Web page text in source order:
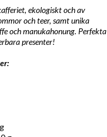
ekologiskt och av
och teer, samt unika
och manukahonung. Perfekta
presenter!